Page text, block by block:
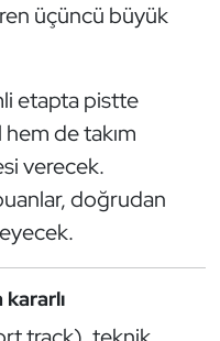
üçüncü büyük
etapta pistte
de takım
verecek.
doğrudan